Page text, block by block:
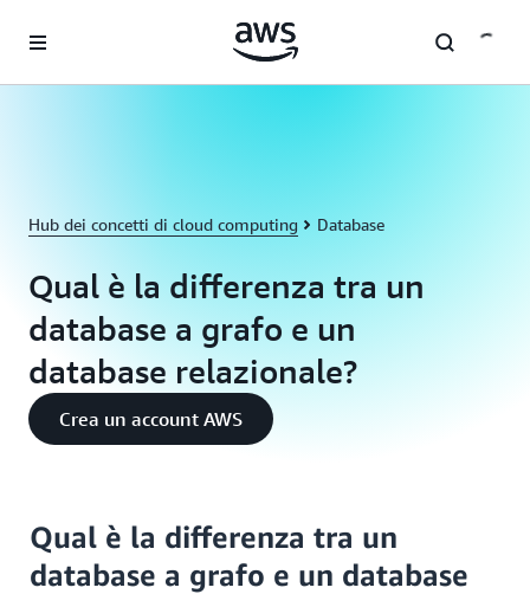
Hub dei concetti di cloud computing Database
Qual è la differenza tra un
database a grafo e un
database relazionale?
Crea un account AWS
Qual è la differenza tra un
database a grafo e un database